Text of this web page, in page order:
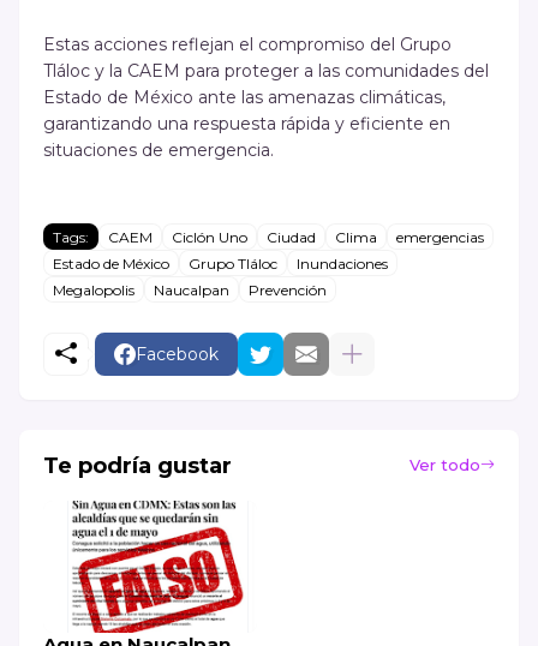
Estas acciones reflejan el compromiso del Grupo
Tláloc y la CAEM para proteger a las comunidades del
Estado de México ante las amenazas climáticas,
garantizando una respuesta rápida y eficiente en
situaciones de emergencia.
Tags: CAEM Ciclón Uno Ciudad Clima
emergencias
Estado de México
Grupo Tláloc
Inundaciones
Megalopolis
Naucalpan Prevención
Facebook
Te podría gustar Ver todo